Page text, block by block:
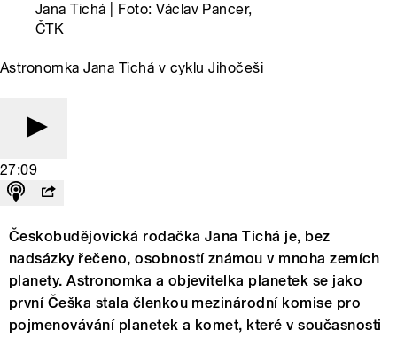
Jana Tichá | Foto: Václav Pancer,
ČTK
Astronomka Jana Tichá v cyklu Jihočeši
27:09
Českobudějovická rodačka Jana Tichá je, bez
nadsázky řečeno, osobností známou v mnoha zemích
planety. Astronomka a objevitelka planetek se jako
první Češka stala členkou mezinárodní komise pro
pojmenovávání planetek a komet, které v současnosti